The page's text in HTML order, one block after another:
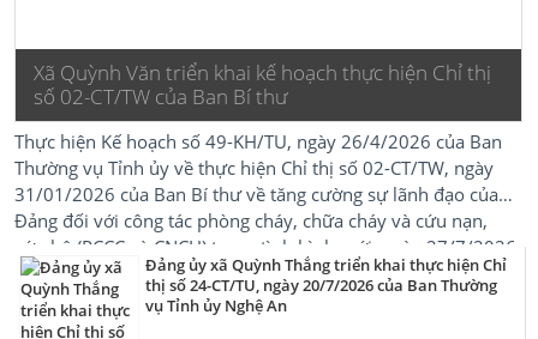
Xã Quỳnh Văn triển khai kế hoạch thực hiện Chỉ thị
số 02-CT/TW của Ban Bí thư
Thực hiện Kế hoạch số 49-KH/TU, ngày 26/4/2026 của Ban
Thường vụ Tỉnh ủy về thực hiện Chỉ thị số 02-CT/TW, ngày
31/01/2026 của Ban Bí thư về tăng cường sự lãnh đạo của
Đảng đối với công tác phòng cháy, chữa cháy và cứu nạn,
cứu hộ (PCCC và CNCH) trong tình hình mới, ngày 27/7/2026,
Ban Thường vụ Đảng ủy xã Quỳnh Văn ban hành Kế hoạch số
104-KH/ĐU để triển khai thực hiện trên địa bàn (viết tắt là Kế
hoạch số 104-KH/ĐU).
Đảng ủy xã Quỳnh Thắng triển khai thực hiện Chỉ
thị số 24-CT/TU, ngày 20/7/2026 của Ban Thường
vụ Tỉnh ủy Nghệ An